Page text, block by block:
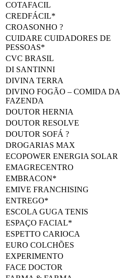
COTAFACIL
CREDFÁCIL*
CROASONHO ?
CUIDARE CUIDADORES DE
PESSOAS*
CVC BRASIL
DI SANTINNI
DIVINA TERRA
DIVINO FOGÃO – COMIDA DA
FAZENDA
DOUTOR HERNIA
DOUTOR RESOLVE
DOUTOR SOFÁ ?
DROGARIAS MAX
ECOPOWER ENERGIA SOLAR
EMAGRECENTRO
EMBRACON*
EMIVE FRANCHISING
ENTREGO*
ESCOLA GUGA TENIS
ESPAÇO FACIAL*
ESPETTO CARIOCA
EURO COLCHÕES
EXPERIMENTO
FACE DOCTOR